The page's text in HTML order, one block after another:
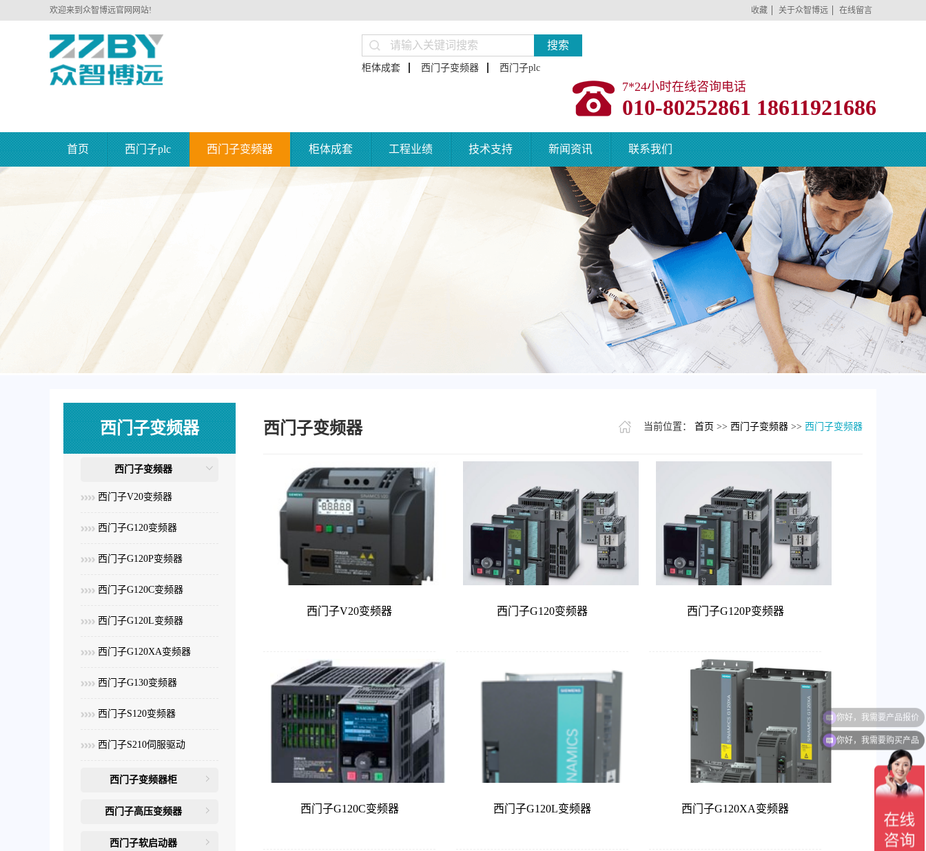
欢迎来到众智博远官网网站! 收藏 关于众智博远 在线留言
搜索
柜体成套 西门子变频器 西门子plc
7*24小时在线咨询电话
010-80252861 18611921686
首页 西门子plc 西门子变频器 柜体成套 工程业绩 技术支持 新闻资讯 联系我们
西门子变频器
西门子变频器
西门子V20变频器
西门子G120变频器
西门子G120P变频器
西门子G120C变频器
西门子G120L变频器
西门子G120XA变频器
西门子G130变频器
西门子S120变频器
西门子S210伺服驱动
西门子变频器柜
西门子高压变频器
西门子软启动器
西门子变频器 当前位置： 首页 >> 西门子变频器 >> 西门子变频器
西门子V20变频器 西门子G120变频器 西门子G120P变频器
西门子G120C变频器 西门子G120L变频器 西门子G120XA变频器
你好，我需要购买产品